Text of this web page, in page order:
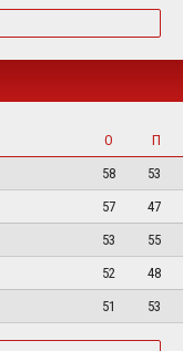
О
П
58
53
57
47
53
55
52
48
51 53